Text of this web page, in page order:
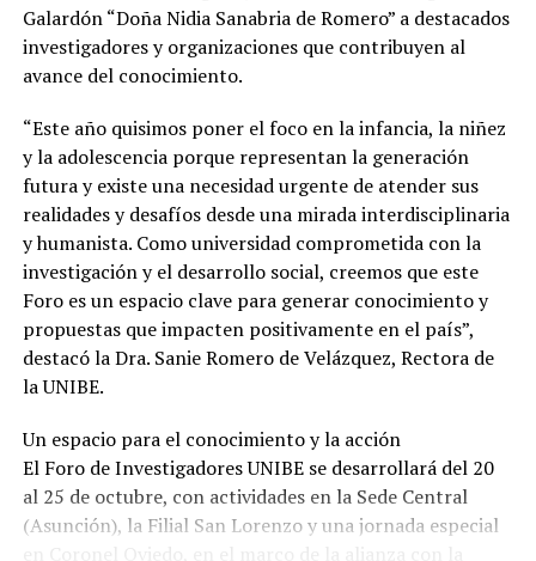
Galardón “Doña Nidia Sanabria de Romero” a destacados
investigadores y organizaciones que contribuyen al
avance del conocimiento.
“Este año quisimos poner el foco en la infancia, la niñez
y la adolescencia porque representan la generación
futura y existe una necesidad urgente de atender sus
realidades y desafíos desde una mirada interdisciplinaria
y humanista. Como universidad comprometida con la
investigación y el desarrollo social, creemos que este
Foro es un espacio clave para generar conocimiento y
propuestas que impacten positivamente en el país”,
destacó la Dra. Sanie Romero de Velázquez, Rectora de
la UNIBE.
Un espacio para el conocimiento y la acción
El Foro de Investigadores UNIBE se desarrollará del 20
al 25 de octubre, con actividades en la Sede Central
(Asunción), la Filial San Lorenzo y una jornada especial